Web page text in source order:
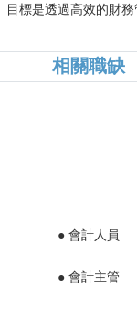
目標是透過高效的財
相關職缺
● 會計人員
● 會計主管